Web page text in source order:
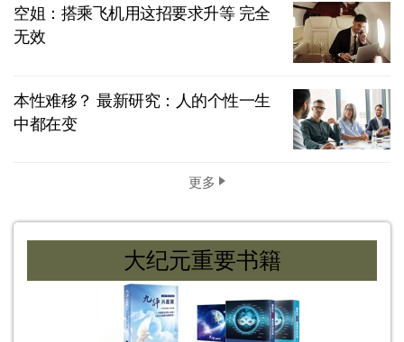
空姐：搭乘飞机用这招要求升等 完全
无效
本性难移？ 最新研究：人的个性一生
中都在变
更多
大纪元重要书籍